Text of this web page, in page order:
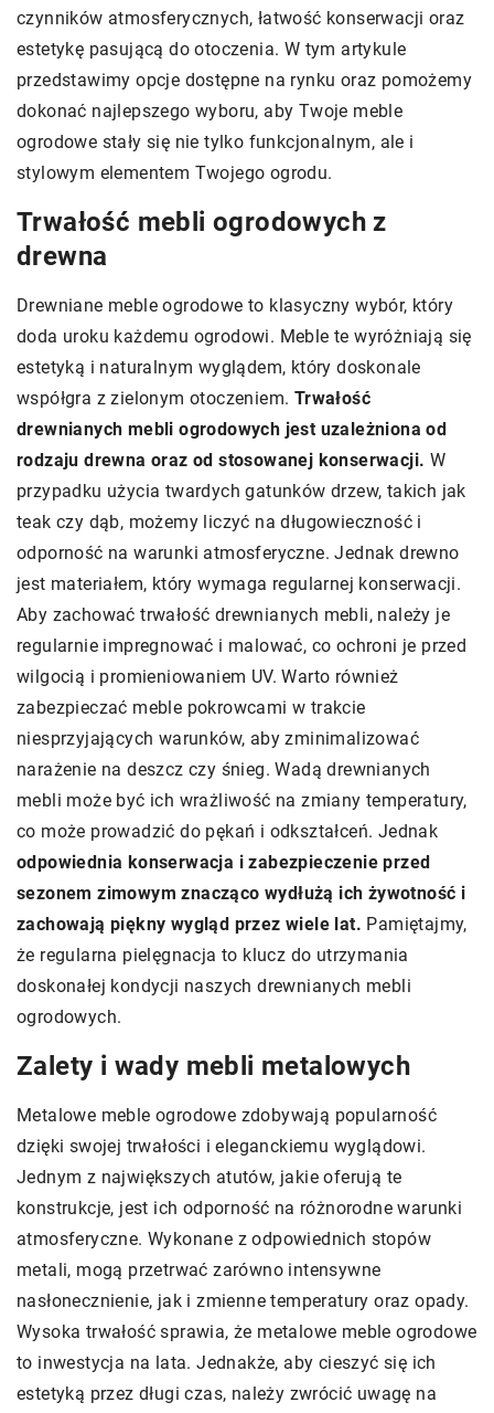
czynników atmosferycznych, łatwość konserwacji oraz
estetykę pasującą do otoczenia. W tym artykule
przedstawimy opcje dostępne na rynku oraz pomożemy
dokonać najlepszego wyboru, aby Twoje meble
ogrodowe stały się nie tylko funkcjonalnym, ale i
stylowym elementem Twojego ogrodu.
Trwałość mebli ogrodowych z
drewna
Drewniane meble ogrodowe to klasyczny wybór, który
doda uroku każdemu ogrodowi. Meble te wyróżniają się
estetyką i naturalnym wyglądem, który doskonale
współgra z zielonym otoczeniem. Trwałość
drewnianych mebli ogrodowych jest uzależniona od
rodzaju drewna oraz od stosowanej konserwacji. W
przypadku użycia twardych gatunków drzew, takich jak
teak czy dąb, możemy liczyć na długowieczność i
odporność na warunki atmosferyczne. Jednak drewno
jest materiałem, który wymaga regularnej konserwacji.
Aby zachować trwałość drewnianych mebli, należy je
regularnie impregnować i malować, co ochroni je przed
wilgocią i promieniowaniem UV. Warto również
zabezpieczać meble pokrowcami w trakcie
niesprzyjających warunków, aby zminimalizować
narażenie na deszcz czy śnieg. Wadą drewnianych
mebli może być ich wrażliwość na zmiany temperatury,
co może prowadzić do pękań i odkształceń. Jednak
odpowiednia konserwacja i zabezpieczenie przed
sezonem zimowym znacząco wydłużą ich żywotność i
zachowają piękny wygląd przez wiele lat. Pamiętajmy,
że regularna pielęgnacja to klucz do utrzymania
doskonałej kondycji naszych drewnianych mebli
ogrodowych.
Zalety i wady mebli metalowych
Metalowe meble ogrodowe zdobywają popularność
dzięki swojej trwałości i eleganckiemu wyglądowi.
Jednym z największych atutów, jakie oferują te
konstrukcje, jest ich odporność na różnorodne warunki
atmosferyczne. Wykonane z odpowiednich stopów
metali, mogą przetrwać zarówno intensywne
nasłonecznienie, jak i zmienne temperatury oraz opady.
Wysoka trwałość sprawia, że metalowe meble ogrodowe
to inwestycja na lata. Jednakże, aby cieszyć się ich
estetyką przez długi czas, należy zwrócić uwagę na